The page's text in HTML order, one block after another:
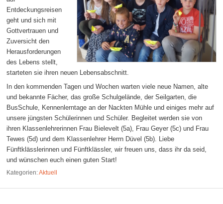
Entdeckungsreisen
geht und sich mit
Gottvertrauen und
Zuversicht den
Herausforderungen
des Lebens stellt,
starteten sie ihren neuen Lebensabschnitt.
In den kommenden Tagen und Wochen warten viele neue Namen, alte
und bekannte Fächer, das große Schulgelände, der Seilgarten, die
BusSchule, Kennenlerntage an der Nackten Mühle und einiges mehr auf
unsere jüngsten Schülerinnen und Schüler. Begleitet werden sie von
ihren Klassenlehrerinnen Frau Bielevelt (5a), Frau Geyer (5c) und Frau
Tewes (5d) und dem Klassenlehrer Herrn Düvel (5b). Liebe
Fünftklässlerinnen und Fünftklässler, wir freuen uns, dass ihr da seid,
und wünschen euch einen guten Start!
Kategorien:Aktuell